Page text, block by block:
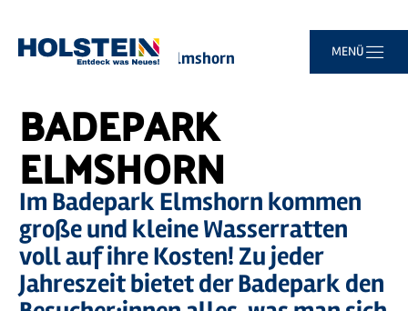
Hauptinhalt
Suche
Navigation
Footer
MENÜ
Sie
Startseite Badepark Elmshorn
BADEPARK
ELMSHORN
Im Badepark Elmshorn kommen
große und kleine Wasserratten
voll auf ihre Kosten! Zu jeder
Jahreszeit bietet der Badepark den